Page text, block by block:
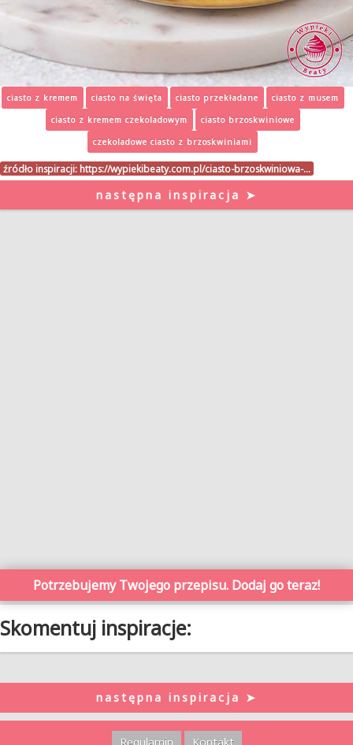
ciasto z kremem ciasto na święta ciasto przekładane
ciasto z musem
ciasto z kremem czekoladowym
ciasto brzoskwiniowe
czekoladowe ciasto z brzoskwiniami
źródło inspiracji: https://wypiekibeaty.com.pl/ciasto-brzoskwiniowa-…
następna inspiracja ➤
Potrzebujemy Twojego przepisu. Dodaj go teraz!
Skomentuj inspiracje:
następna inspiracja ➤